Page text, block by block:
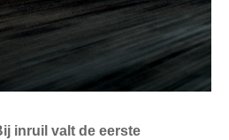
inruil valt de eerste